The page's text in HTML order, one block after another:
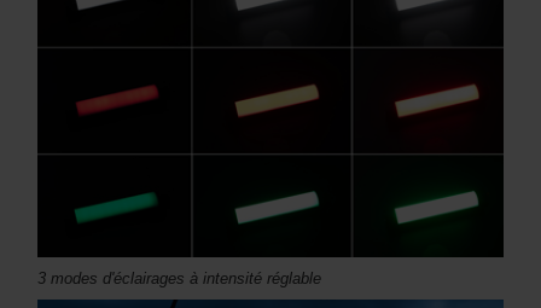
3 modes d'éclairages à intensité réglable